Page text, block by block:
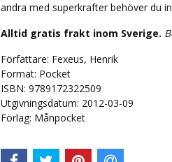
andra med superkrafter behöver du
Alltid gratis frakt inom Sverige.
Författare: Fexeus, Henrik
Format: Pocket
ISBN: 9789172322509
Utgivningsdatum: 2012-03-09
Förlag: Månpocket